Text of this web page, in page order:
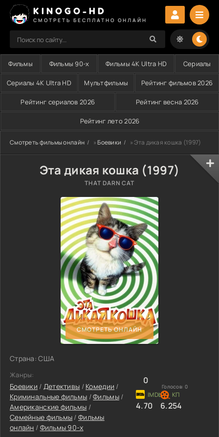
KINOGO-HD
СМОТРЕТЬ БЕСПЛАТНО ОНЛАЙН
Фильмы Фильмы 90-х Фильмы 4K Ultra HD Сериалы
Сериалы 4K Ultra HD Мультфильмы Рейтинг фильмов 2026
Рейтинг сериалов 2026 Рейтинг весна 2026
Рейтинг лето 2026
Смотреть фильмы онлайн »Боевики » Эта дикая кошка (1997)
Эта дикая кошка (1997)
THAT DARN CAT
СМОТРЕТЬ ОНЛАЙН
Страна: США
Жанры:
Боевики / Детективы / Комедии /
Криминальные фильмы /Фильмы/
Американские фильмы /
Семейные фильмы /Фильмы
онлайн / Фильмы 90-х
0
Голосов: 0
4.70 6.254